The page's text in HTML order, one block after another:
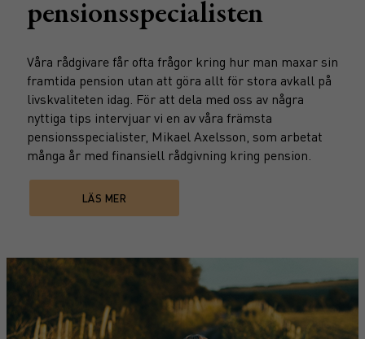
pensionsspecialisten
Våra rådgivare får ofta frågor kring hur man maxar sin
framtida pension utan att göra allt för stora avkall på
livskvaliteten idag. För att dela med oss av några
nyttiga tips intervjuar vi en av våra främsta
pensionsspecialister, Mikael Axelsson, som arbetat
många år med finansiell rådgivning kring pension.
LÄS MER